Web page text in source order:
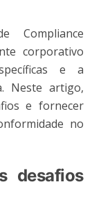
Compliance
corporativo
e a
Neste artigo,
e fornecer
no
desafios